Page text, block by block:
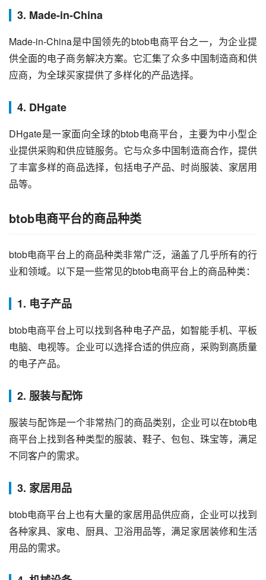
3. Made-in-China
Made-in-China是中国领先的btob电商平台之一，为企业提
供全面的电子商务解决方案。它汇集了众多中国制造商和供
应商，为全球买家提供了多样化的产品选择。
4. DHgate
DHgate是一家面向全球的btob电商平台，主要为中小型企
业提供采购和供应链服务。它与众多中国制造商合作，提供
了丰富多样的商品选择，包括电子产品、时尚服装、家居用
品等。
btob电商平台的商品种类
btob电商平台上的商品种类非常广泛，涵盖了几乎所有的行
业和领域。以下是一些常见的btob电商平台上的商品种类：
1. 电子产品
btob电商平台上可以找到各种电子产品，如智能手机、平板
电脑、电视等。企业可以选择合适的供应商，采购到高质量
的电子产品。
2. 服装与配饰
服装与配饰是一个非常热门的商品类别，企业可以在btob电
商平台上找到各种类型的服装、鞋子、包包、珠宝等，满足
不同客户的需求。
3. 家居用品
btob电商平台上也有大量的家居用品供应商，企业可以找到
各种家具、家电、厨具、卫浴用品等，满足家居装修和生活
用品的需求。